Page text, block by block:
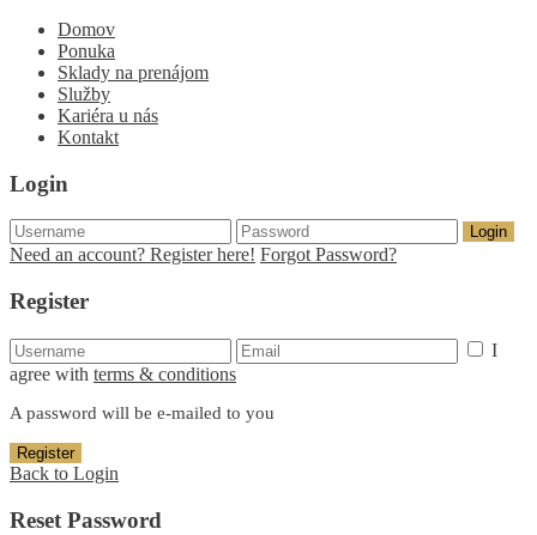
Domov
Ponuka
Sklady na prenájom
Služby
Kariéra u nás
Kontakt
Login
Login
Need an account? Register here! Forgot Password?
Register
I
agree with terms & conditions
A password will be e-mailed to you
Register
Back to Login
Reset Password